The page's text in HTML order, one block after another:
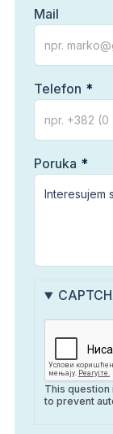
Mail
Telefon
Poruka
This question
to prevent